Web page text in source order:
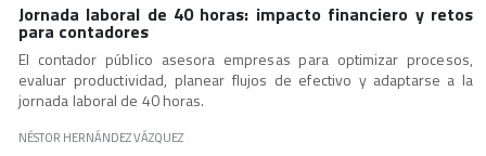
Jornada laboral de 40 horas: impacto financiero y retos
para contadores
El contador público asesora empresas para optimizar procesos,
evaluar productividad, planear flujos de efectivo y adaptarse a la
jornada laboral de 40 horas.
NÉSTOR HERNÁNDEZ VÁZQUEZ